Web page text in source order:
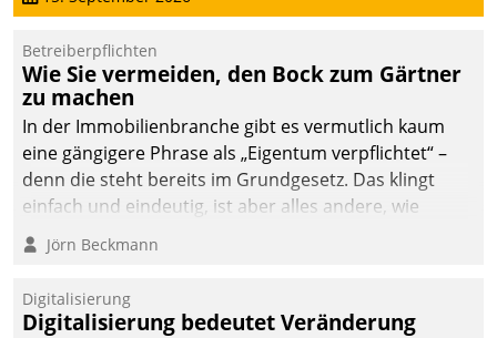
Betreiberpflichten
Wie Sie vermeiden, den Bock zum Gärtner
zu machen
In der Immobilienbranche gibt es vermutlich kaum
eine gängigere Phrase als „Eigentum verpflichtet“ –
denn die steht bereits im Grundgesetz. Das klingt
einfach und eindeutig, ist aber alles andere, wie
Branchenbeschäftigte wissen. Denn mit der
Verantwortung folgen Verpflichtungen.
Jörn Beckmann
Digitalisierung
Digitalisierung bedeutet Veränderung